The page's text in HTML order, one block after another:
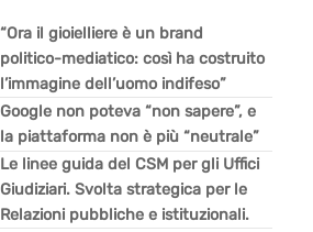
“Ora il gioielliere è un brand
politico-mediatico: così ha costruito
l’immagine dell’uomo indifeso”
Google non poteva “non sapere”, e
la piattaforma non è più “neutrale”
Le linee guida del CSM per gli Uffici
Giudiziari. Svolta strategica per le
Relazioni pubbliche e istituzionali.